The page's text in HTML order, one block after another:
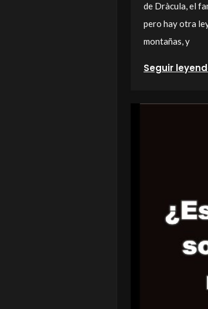
de Dràcula, el
pero hay otra
montañas, y
Seguir